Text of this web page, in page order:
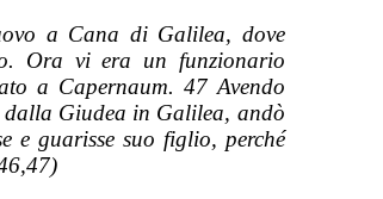
a Cana di Galilea, dove
Ora vi era un funzionario
a Capernaum. 47 Avendo
dalla Giudea in Galilea, andò
e guarisse suo figlio, perché